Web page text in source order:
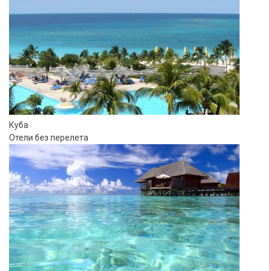
Куба
Отели без перелета